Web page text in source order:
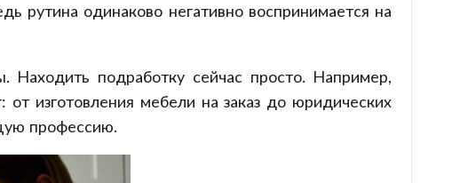
рутина одинаково негативно воспринимается на
подработку сейчас просто. Например,
изготовления мебели на заказ до юридических
профессию.